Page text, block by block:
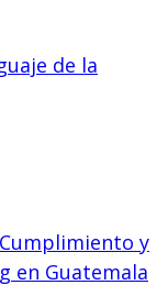
de la
y
en Guatemala